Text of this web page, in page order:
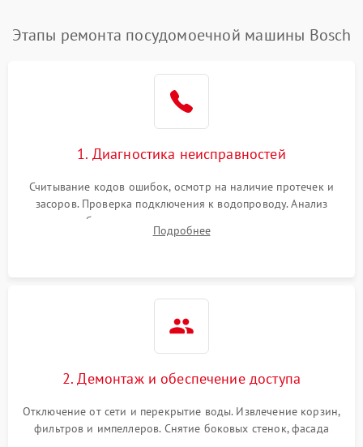
воды
1800 ₽ Подробнее →
Проблемы с
Этапы ремонта посудомоечной машины Bosch
1. Диагностика неисправностей
Считывание кодов ошибок, осмотр на наличие протечек и
засоров. Проверка подключения к водопроводу. Анализ
жалоб на отсутствие слива, нагрева, вращения
разбрызгивателей или срабатывание системы защиты
Подробнее
2. Демонтаж и обеспечение доступа
Отключение от сети и перекрытие воды. Извлечение корзин,
фильтров и импеллеров. Снятие боковых стенок, фасада